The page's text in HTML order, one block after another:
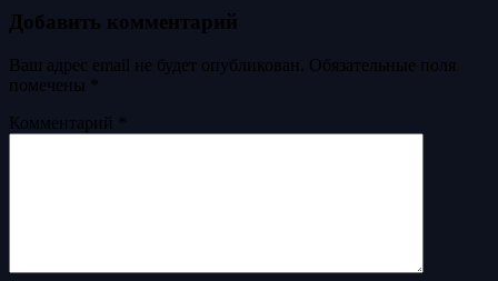
Добавить комментарий
Ваш адрес email не будет опубликован.
Обязательные поля
помечены
Комментарий